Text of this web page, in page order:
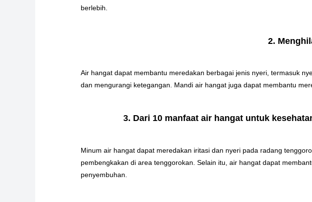
berlebih.
2.
Air hangat dapat membantu meredakan berbagai jenis nyeri, termasuk
dan mengurangi ketegangan. Mandi air hangat juga dapat membantu
3. Dari 10 manfaat air hangat untuk
Minum air hangat dapat meredakan iritasi dan nyeri pada radang
pembengkakan di area tenggorokan. Selain itu, air hangat dapat
penyembuhan.